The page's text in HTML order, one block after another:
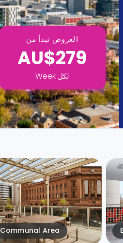
العروض تبدأ من
AU$279
لكل Week
Communal Area